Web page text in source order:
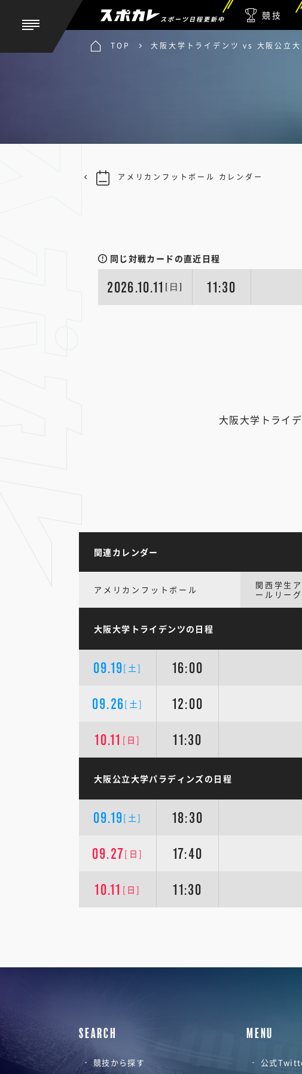
スポーツ日程更新中 競技
TOP 大阪大学トライデンツ vs 大阪公立大
同じ対戦カードの直近日程
2026.10.11 [日] 11:30
大阪大学トライ
アメリカンフットボール カレンダー
関連カレンダー
アメリカンフットボール
関西学生
ールリーグ
大阪大学トライデンツの日程
09.19[土] 16:00
09.26[土] 12:00
10.11 [日] 11:30
大阪公立大学パラディンズの日程
09.19[土] 18:30
09.27[日] 17:40
10.11 [日] 11:30
SEARCH
競技から探す
MENU
公式